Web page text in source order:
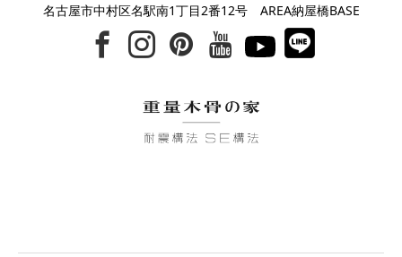
名古屋市中村区名駅南1丁目2番12号 AREA納屋橋BASE